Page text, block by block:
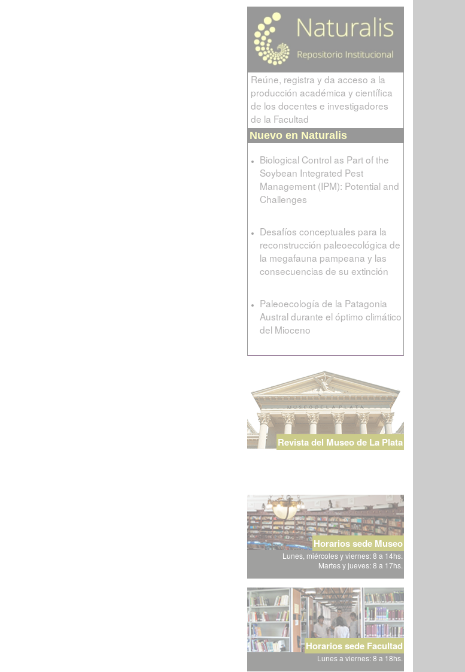
Reúne, registra y da acceso a la
producción académica y científica
de los docentes e investigadores
de la Facultad
Nuevo en Naturalis
Biological Control as Part of the
Soybean Integrated Pest
Management (IPM): Potential and
Challenges
Desafíos conceptuales para la
reconstrucción paleoecológica de
la megafauna pampeana y las
consecuencias de su extinción
Paleoecología de la Patagonia
Austral durante el óptimo climático
del Mioceno
Revista del Museo de La Plata
Horarios sede Museo
Lunes, miércoles y viernes: 8 a 14hs.
Martes y jueves: 8 a 17hs.
Horarios sede Facultad
Lunes a viernes: 8 a 18hs.